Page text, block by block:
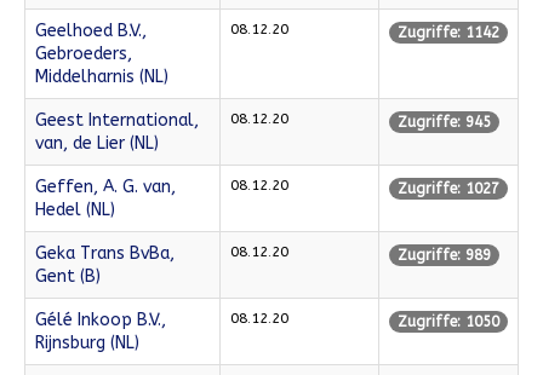
Geelhoed B.V.,
Gebroeders,
Middelharnis (NL)
08.12.20 Zugriffe: 1142
Geest International,
van, de Lier (NL)
08.12.20 Zugriffe: 945
Geffen, A. G. van,
Hedel (NL)
08.12.20 Zugriffe: 1027
Geka Trans BvBa,
Gent (B)
08.12.20 Zugriffe: 989
Gélé Inkoop B.V.,
Rijnsburg (NL)
08.12.20 Zugriffe: 1050